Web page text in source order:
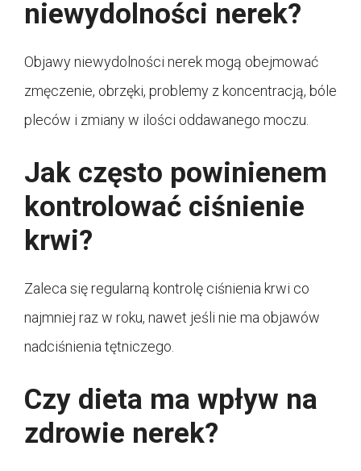
niewydolności nerek?
Objawy niewydolności nerek mogą obejmować
zmęczenie, obrzęki, problemy z koncentracją, bóle
pleców i zmiany w ilości oddawanego moczu.
Jak często powinienem
kontrolować ciśnienie
krwi?
Zaleca się regularną kontrolę ciśnienia krwi co
najmniej raz w roku, nawet jeśli nie ma objawów
nadciśnienia tętniczego.
Czy dieta ma wpływ na
zdrowie nerek?